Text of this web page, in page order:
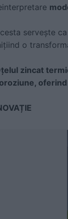
servește
o
zincat
,